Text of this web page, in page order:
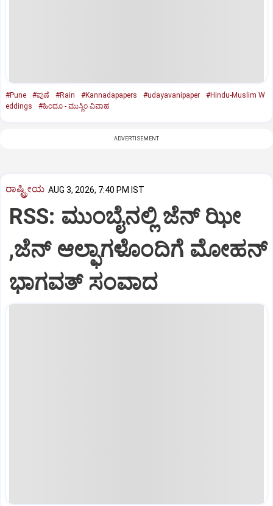
#Pune #ಪುಣೆ #Rain #Kannadapapers #udayavanipaper
#Hindu-Muslim W
eddings
#ಹಿಂದೂ - ಮುಸ್ಲಿಂ ವಿವಾಹ
ADVERTISEMENT
ರಾಷ್ಟ್ರೀಯ AUG 3, 2026, 7:40 PM IST
RSS: ಮುಂಬೈನಲ್ಲಿ ಜೆನ್‌ ಝೀ
,ಜೆನ್‌ ಆಲ್ಫಾಗಳೊಂದಿಗೆ ಮೋಹನ್‌
ಭಾಗವತ್‌ ಸಂವಾದ